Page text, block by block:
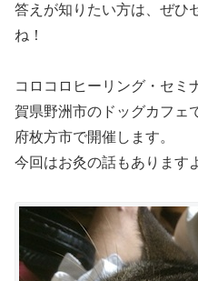
答えが知りたい方は、ぜひ
ね！
コロコロヒーリング・セミ
賀県野洲市のドッグカフェ
府枚方市で開催します。
今回はお灸の話もあります